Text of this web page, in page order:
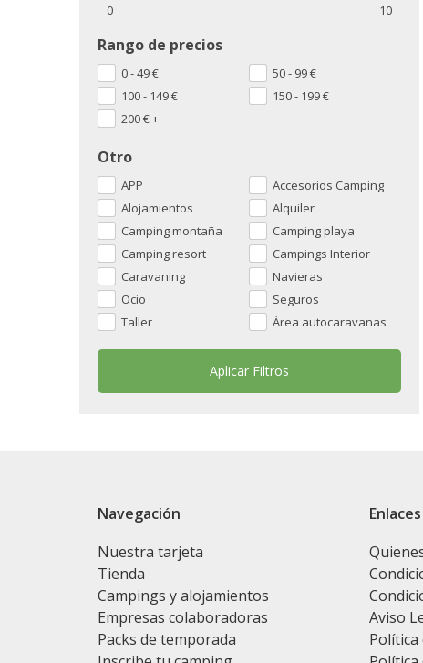
Otro
APP
Accesorios Camping
Alojamientos
Alquiler
Camping montaña
Camping playa
Camping resort
Campings Interior
Caravaning
Navieras
Ocio
Seguros
Taller
Área autocaravanas
0 10
Rango de precios
0 - 49€ 50 - 99€
100 - 149€ 150 - 199€
200€+
Navegación
Nuestra tarjeta
Tienda
Campings y alojamientos
Empresas colaboradoras
Packs de temporada
Aviso
Política